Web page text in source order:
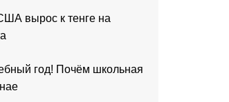
вырос к тенге на
год! Почём школьная